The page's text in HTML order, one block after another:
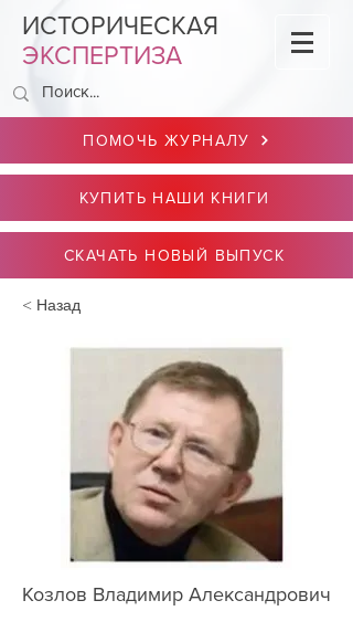
ИСТОРИЧЕСКАЯ
ЭКСПЕРТИЗА
ПОМОЧЬ ЖУРНАЛУ
КУПИТЬ НАШИ КНИГИ
СКАЧАТЬ НОВЫЙ ВЫПУСК
< Назад
Козлов Владимир Александрович